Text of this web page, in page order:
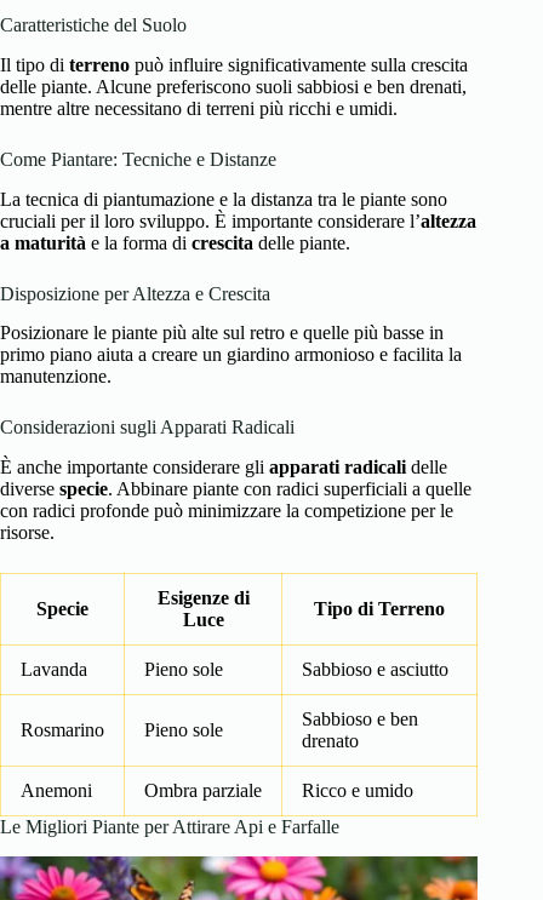
Caratteristiche del Suolo
Il tipo di terreno può influire significativamente sulla crescita
delle piante. Alcune preferiscono suoli sabbiosi e ben drenati,
mentre altre necessitano di terreni più ricchi e umidi.
Come Piantare: Tecniche e Distanze
La tecnica di piantumazione e la distanza tra le piante sono
cruciali per il loro sviluppo. È importante considerare l’altezza
a maturità e la forma di crescita delle piante.
Disposizione per Altezza e Crescita
Posizionare le piante più alte sul retro e quelle più basse in
primo piano aiuta a creare un giardino armonioso e facilita la
manutenzione.
Considerazioni sugli Apparati Radicali
È anche importante considerare gli apparati radicali delle
diverse specie. Abbinare piante con radici superficiali a quelle
con radici profonde può minimizzare la competizione per le
risorse.
Specie
Esigenze di
Luce
Tipo di Terreno
Lavanda Pieno sole Sabbioso e asciutto
Rosmarino Pieno sole
Sabbioso e ben
drenato
Anemoni Ombra parziale
Ricco e umido
Le Migliori Piante per Attirare Api e Farfalle